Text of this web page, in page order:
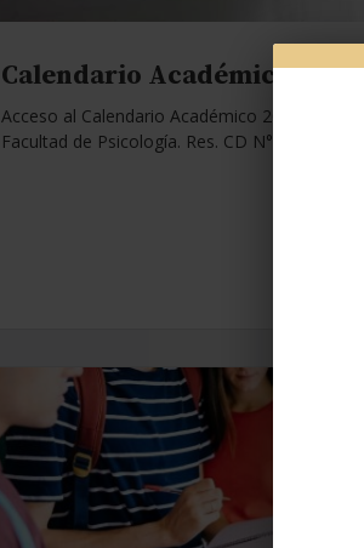
Calendario Académico 2026.
Acceso al Calendario Académico 2026 de la
Facultad de Psicología. Res. CD N°1112/25.